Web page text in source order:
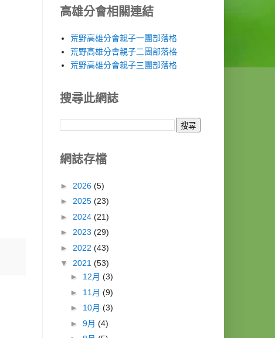
高雄分會相關連結
荒野高雄分會親子一團部落格
荒野高雄分會親子二團部落格
荒野高雄分會親子三團部落格
搜尋此網誌
網誌存檔
► 2026 (5)
► 2025 (23)
► 2024 (21)
► 2023 (29)
► 2022 (43)
▼ 2021 (53)
► 12月 (3)
► 11月 (9)
► 10月 (3)
► 9月 (4)